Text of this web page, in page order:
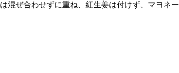
混ぜ合わせずに重ね、紅生姜は付けず、マヨネー